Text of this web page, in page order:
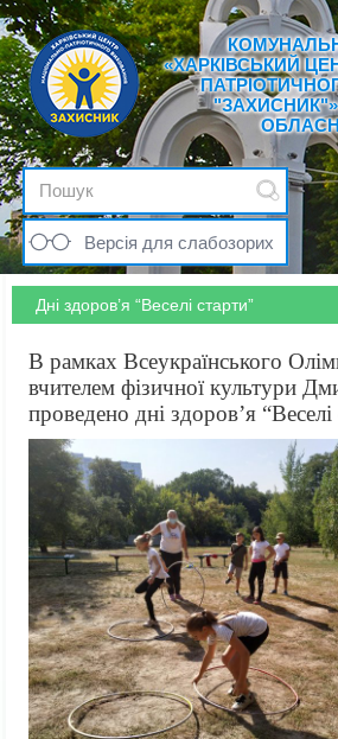
«ХАРКІВСЬКИЙ
"ЗАХИСНИК"»
Версія для слабозорих
Дні здоров’я “Веселі старти”
В рамках Всеукраїнського
вчителем фізичної культури
проведено дні здоров’я “Веселі